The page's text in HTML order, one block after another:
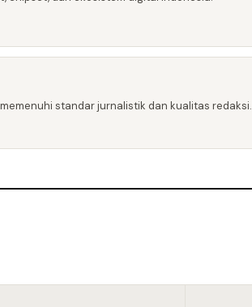
standar jurnalistik dan kualitas redaksi.